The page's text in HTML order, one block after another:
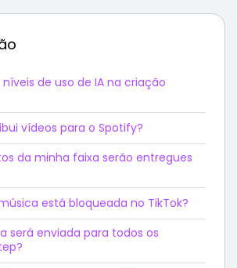
de uso de IA na criação
vídeos para o Spotify?
da minha faixa serão entregues
está bloqueada no TikTok?
será enviada para todos os